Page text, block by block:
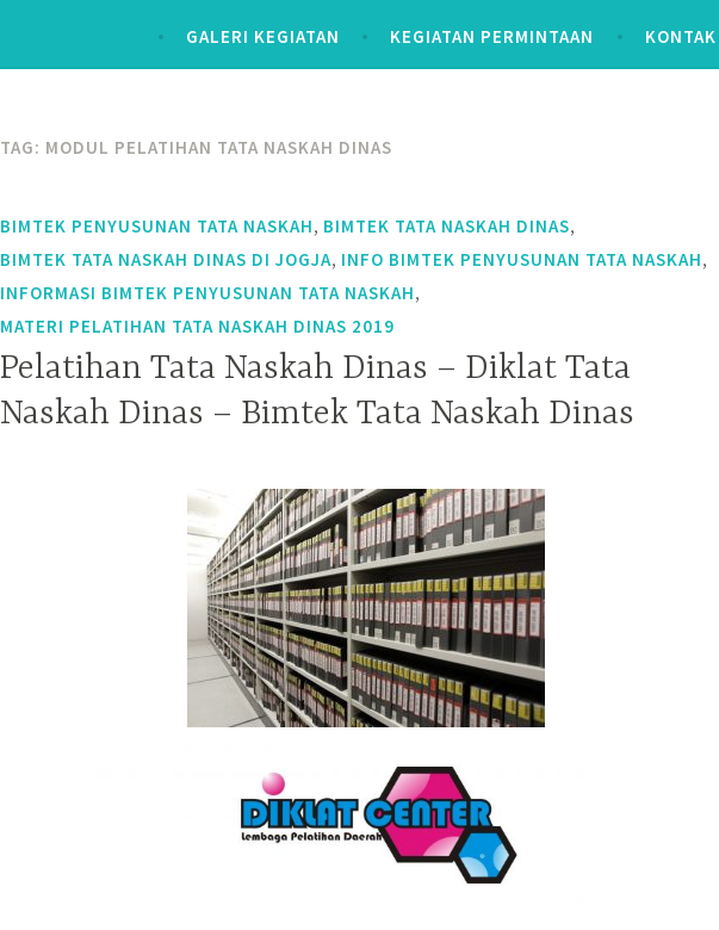
GALERI KEGIATAN KEGIATAN PERMINTAAN
TAG: MODUL PELATIHAN TATA NASKAH DINAS
BIMTEK PENYUSUNAN TATA NASKAH, BIMTEK TATA NASKAH DINAS,
BIMTEK TATA NASKAH DINAS DI JOGJA, INFO BIMTEK PENYUSUNAN TATA NASKAH,
INFORMASI BIMTEK PENYUSUNAN TATA NASKAH,
MATERI PELATIHAN TATA NASKAH DINAS 2019
Pelatihan Tata Naskah Dinas – Diklat Tata
Naskah Dinas – Bimtek Tata Naskah Dinas